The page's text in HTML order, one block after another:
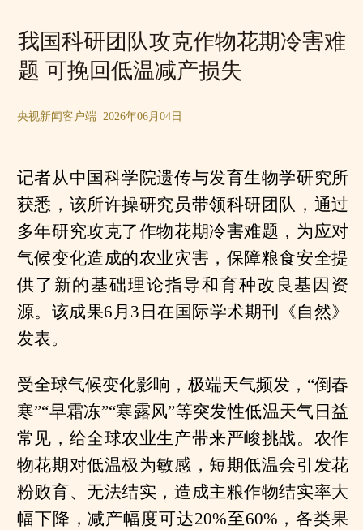
我国科研团队攻克作物花期冷害难
题 可挽回低温减产损失
央视新闻客户端 2026年06月04日
记者从中国科学院遗传与发育生物学研究所
获悉，该所许操研究员带领科研团队，通过
多年研究攻克了作物花期冷害难题，为应对
气候变化造成的农业灾害，保障粮食安全提
供了新的基础理论指导和育种改良基因资
源。该成果6月3日在国际学术期刊《自然》
发表。
受全球气候变化影响，极端天气频发，“倒春
寒”“早霜冻”“寒露风”等突发性低温天气日益
常见，给全球农业生产带来严峻挑战。农作
物花期对低温极为敏感，短期低温会引发花
粉败育、无法结实，造成主粮作物结实率大
幅下降，减产幅度可达20%至60%，各类果